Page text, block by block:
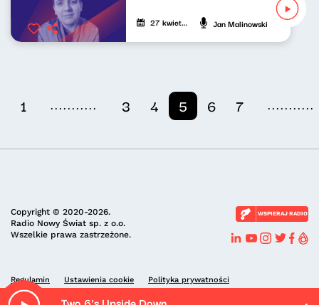
27 kwietnia 2024 Jan Malinowski
1 ........... 3 4 5 6 7 ...........
Copyright © 2020-2026.
Radio Nowy Świat sp. z o.o.
Wszelkie prawa zastrzeżone.
WSPIERAJ RADIO
Regulamin Ustawienia cookie Polityka prywatności